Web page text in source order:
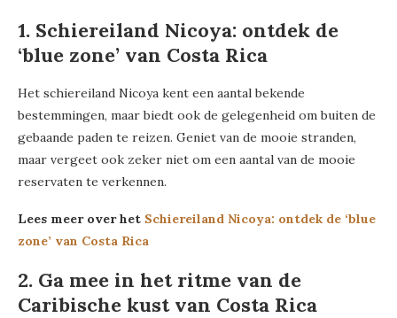
1. Schiereiland Nicoya: ontdek de
‘blue zone’ van Costa Rica
Het schiereiland Nicoya kent een aantal bekende
bestemmingen, maar biedt ook de gelegenheid om buiten de
gebaande paden te reizen. Geniet van de mooie stranden,
maar vergeet ook zeker niet om een aantal van de mooie
reservaten te verkennen.
Lees meer over het Schiereiland Nicoya: ontdek de ‘blue
zone’ van Costa Rica
2. Ga mee in het ritme van de
Caribische kust van Costa Rica